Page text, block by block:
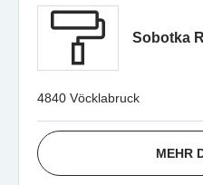
Sobotka
4840 Vöcklabruck
MEHR